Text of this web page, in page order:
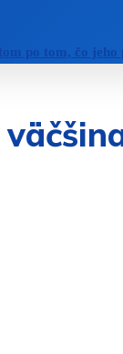
po tom, čo